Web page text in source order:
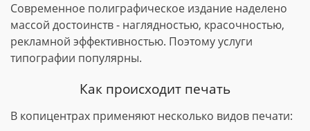
Современное полиграфическое издание наделено
массой достоинств - наглядностью, красочностью,
рекламной эффективностью. Поэтому услуги
типографии популярны.
Как происходит печать
В копицентрах применяют несколько видов печати: